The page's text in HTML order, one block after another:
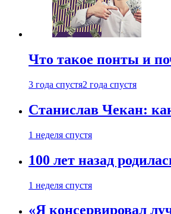
Что такое понты и
3 года спустя2 года спустя
Станислав Чекан:
1 неделя спустя
100 лет назад
1 неделя спустя
«Я консервировал